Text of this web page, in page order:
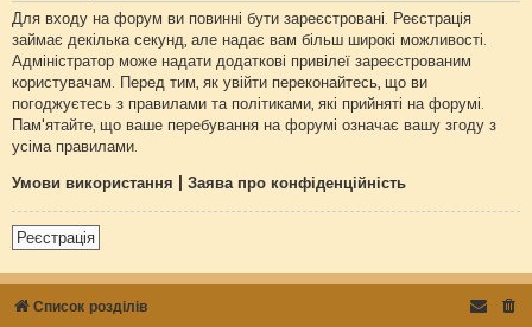
Для входу на форум ви повинні бути зареєстровані. Реєстрація
займає декілька секунд, але надає вам більш широкі можливості.
Адміністратор може надати додаткові привілеї зареєстрованим
користувачам. Перед тим, як увійти переконайтесь, що ви
погоджуєтесь з правилами та політиками, які прийняті на форумі.
Пам'ятайте, що ваше перебування на форумі означає вашу згоду з
усіма правилами.
Умови використання
Заява про конфіденційність
Реєстрація
Список розділів